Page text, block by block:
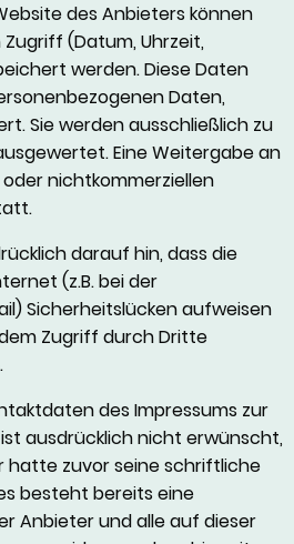
des Anbieters können
(Datum, Uhrzeit,
werden. Diese Daten
Daten,
Sie werden ausschließlich zu
Eine Weitergabe an
nichtkommerziellen
darauf hin, dass die
(z.B. bei der
Sicherheitslücken aufweisen
Zugriff durch Dritte
des Impressums zur
ausdrücklich nicht erwünscht,
hatte zuvor seine schriftliche
besteht bereits eine
Anbieter und alle auf dieser